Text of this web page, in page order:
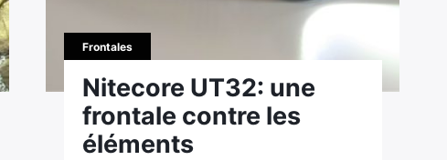
Frontales
Nitecore UT32: une
frontale contre les
éléments